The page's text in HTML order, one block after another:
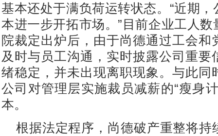
基本还处于满负荷运转状态。“近期
本进一步开拓市场。”目前企业工人
院裁定出炉后，由于尚德通过工会和
及时与员工沟通，实时披露公司重要
绪稳定，并未出现离职现象。与此同
公司对管理层实施裁员减薪的“瘦身
本。
根据法定程序，尚德破产重整将持